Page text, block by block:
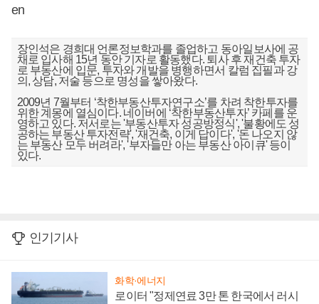
en
장인석은 경희대 언론정보학과를 졸업하고 동아일보사에 공
채로 입사해 15년 동안 기자로 활동했다. 퇴사 후 재건축 투자
로 부동산에 입문, 투자와 개발을 병행하면서 칼럼 집필과 강
의, 상담, 저술 등으로 명성을 쌓아왔다.
2009년 7월부터 ‘착한부동산투자연구소’를 차려 착한투자를
위한 계몽에 열심이다. 네이버에 ‘착한부동산투자’ 카페를 운
영하고 있다. 저서로는 '부동산투자 성공방정식', '불황에도 성
공하는 부동산 투자전략', '재건축, 이게 답이다', '돈 나오지 않
는 부동산 모두 버려라', '부자들만 아는 부동산 아이큐' 등이
있다.
인기기사
화학·에너지
로이터 "정제연료 3만 톤 한국에서 러시